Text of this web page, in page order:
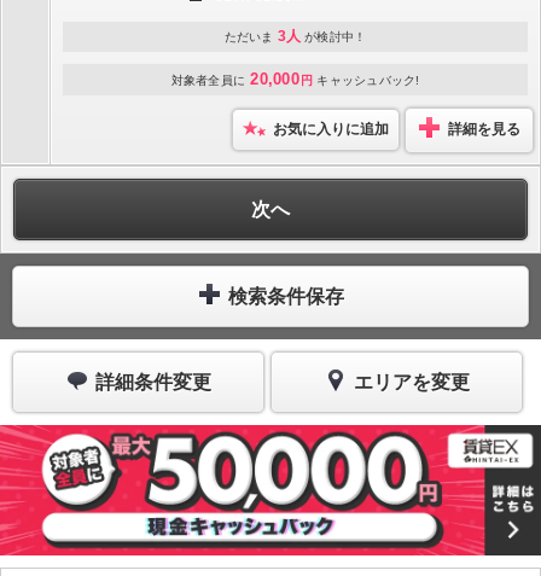
ただいま 3人 が検討中！
対象者全員に 20,000 円 キャッシュバック!
お気に入りに追加 詳細を見る
次へ
検索条件保存
詳細条件変更 エリアを変更